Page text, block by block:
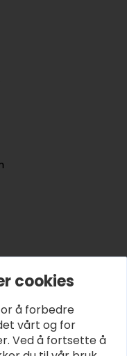
cookies
å forbedre
vårt og for
Ved å fortsette å